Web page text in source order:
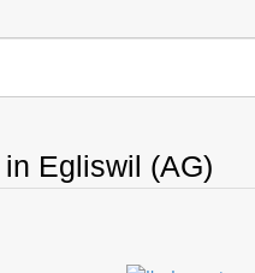
Egliswil (AG)